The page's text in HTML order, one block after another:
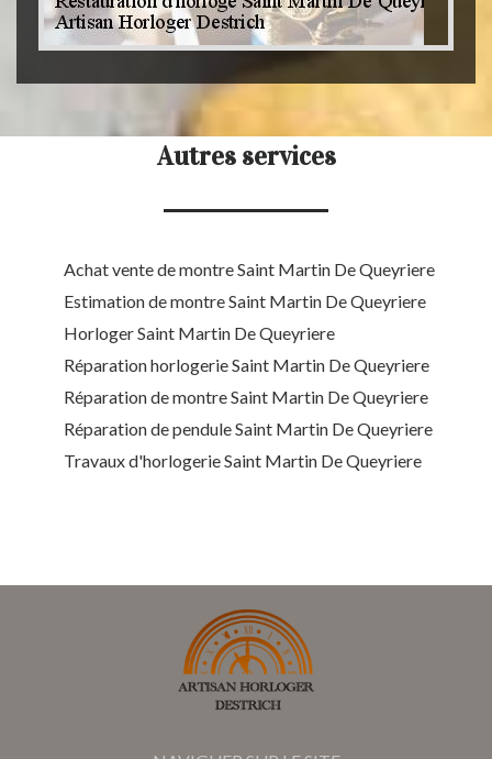
Autres services
Achat vente de montre Saint Martin De Queyriere
Estimation de montre Saint Martin De Queyriere
Horloger Saint Martin De Queyriere
Réparation horlogerie Saint Martin De Queyriere
Réparation de montre Saint Martin De Queyriere
Réparation de pendule Saint Martin De Queyriere
Travaux d'horlogerie Saint Martin De Queyriere